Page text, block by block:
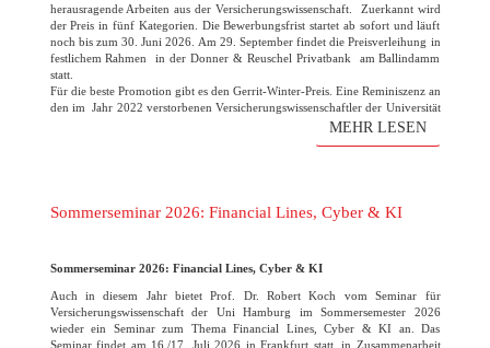
herausragende Arbeiten aus der Versicherungswissenschaft. Zuerkannt wird
der Preis in fünf Kategorien. Die Bewerbungsfrist startet ab sofort und läuft
noch bis zum 30. Juni 2026. Am 29. September findet die Preisverleihung in
festlichem Rahmen in der Donner & Reuschel Privatbank am Ballindamm
statt.
Für die beste Promotion gibt es den Gerrit-Winter-Preis. Eine Reminiszenz an
den im Jahr 2022 verstorbenen Versicherungswissenschaftler der Universität
Hamburg. Der Verein freut sich wie immer auf die zahlreichen
MEHR LESEN
Sommerseminar 2026: Financial Lines, Cyber & KI
Sommerseminar 2026: Financial Lines, Cyber & KI
Auch in diesem Jahr bietet Prof. Dr. Robert Koch vom Seminar für
Versicherungswissenschaft der Uni Hamburg im Sommersemester 2026
wieder ein Seminar zum Thema Financial Lines, Cyber & KI an. Das
Seminar findet am 16./17. Juli 2026 in Frankfurt statt, in Zusammenarbeit